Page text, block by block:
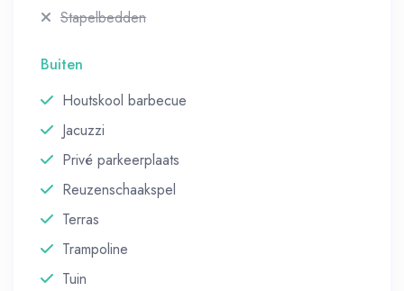
Stapelbedden
Buiten
Houtskool barbecue
Jacuzzi
Privé parkeerplaats
Reuzenschaakspel
Terras
Trampoline
Tuin